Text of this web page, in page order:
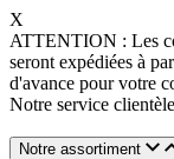
X
ATTENTION : Les
seront expédiées à
d'avance pour votre
Notre service
Notre assortiment